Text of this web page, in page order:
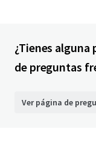
¿Tienes
de preguntas
Ver página de